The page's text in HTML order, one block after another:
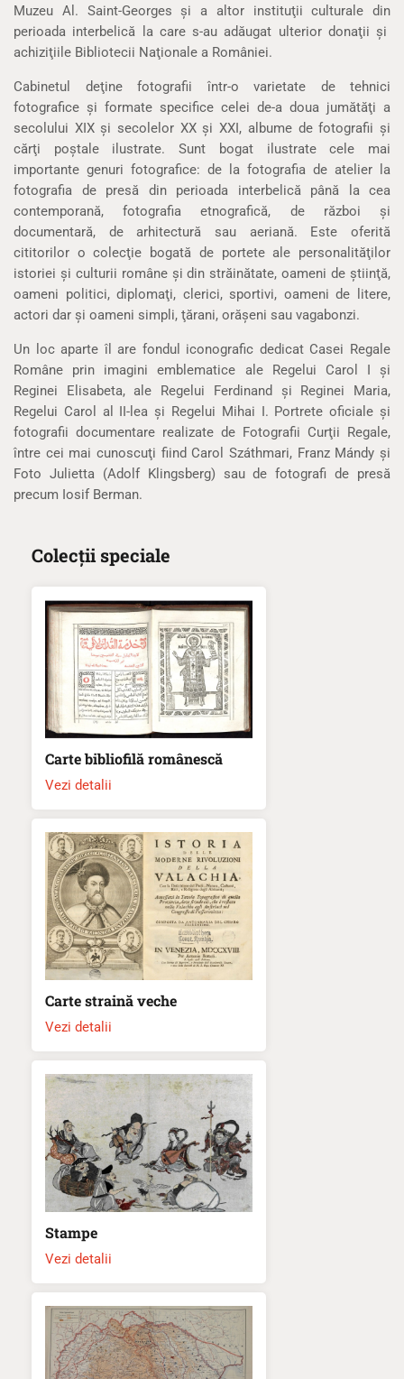
Muzeu Al. Saint-Georges şi a altor instituţii culturale din
perioada interbelică la care s-au adăugat ulterior donaţii şi
achiziţiile Bibliotecii Naţionale a României.
Cabinetul deţine fotografii într-o varietate de tehnici
fotografice şi formate specifice celei de-a doua jumătăţi a
secolului XIX şi secolelor XX şi XXI, albume de fotografii şi
cărţi poştale ilustrate. Sunt bogat ilustrate cele mai
importante genuri fotografice: de la fotografia de atelier la
fotografia de presă din perioada interbelică până la cea
contemporană, fotografia etnografică, de război şi
documentară, de arhitectură sau aeriană. Este oferită
cititorilor o colecţie bogată de portete ale personalităţilor
istoriei şi culturii române şi din străinătate, oameni de ştiinţă,
oameni politici, diplomaţi, clerici, sportivi, oameni de litere,
actori dar şi oameni simpli, ţărani, orăşeni sau vagabonzi.
Un loc aparte îl are fondul iconografic dedicat Casei Regale
Române prin imagini emblematice ale Regelui Carol I şi
Reginei Elisabeta, ale Regelui Ferdinand şi Reginei Maria,
Regelui Carol al II-lea şi Regelui Mihai I. Portrete oficiale şi
fotografii documentare realizate de Fotografii Curţii Regale,
între cei mai cunoscuţi fiind Carol Száthmari, Franz Mándy şi
Foto Julietta (Adolf Klingsberg) sau de fotografi de presă
precum Iosif Berman.
Colecții speciale
Carte bibliofilă românescă
Vezi detalii
Carte straină veche
Vezi detalii
Stampe
Vezi detalii